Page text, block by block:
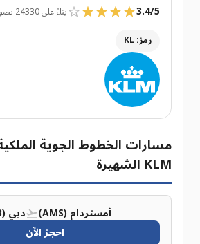
3.4/5
بناءً على 24330 تصويتًا
رمز: KL
مسارات الخطوط الجوية
KLM الشهيرة
أمستردام (AMS)
دبي (DXB)
احجز الآن